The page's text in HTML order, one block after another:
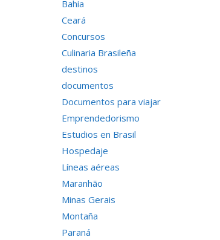
Bahia
Ceará
Concursos
Culinaria Brasileña
destinos
documentos
Documentos para viajar
Emprendedorismo
Estudios en Brasil
Hospedaje
Líneas aéreas
Maranhão
Minas Gerais
Montaña
Paraná